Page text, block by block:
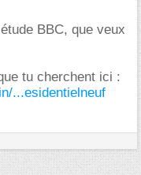
BBC, que veux
tu cherchent ici :
...esidentielneuf